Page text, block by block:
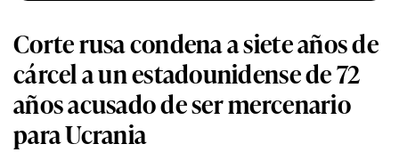
Corte rusa condena a siete años de
cárcel a un estadounidense de 72
años acusado de ser mercenario
para Ucrania